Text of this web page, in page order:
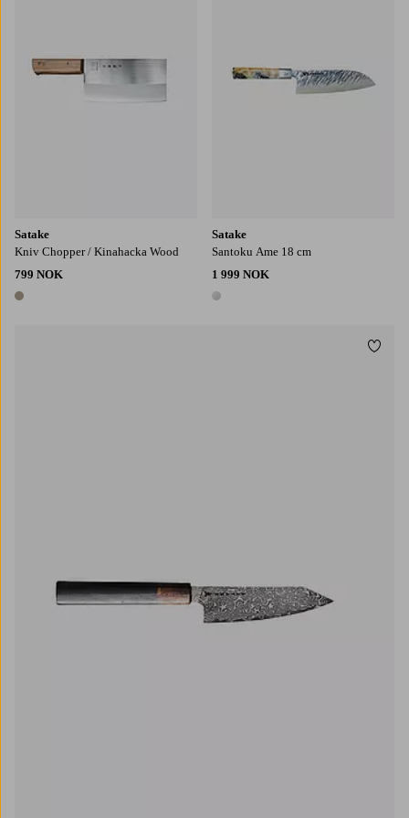
Satake
Kniv Chopper / Kinahacka Wood
799 NOK
1 farge
Satake
Santoku Ame 18 cm
1 999 NOK
1 farge